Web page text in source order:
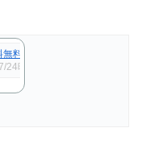
無料】フォーク＆ポップス ベ
24時点)